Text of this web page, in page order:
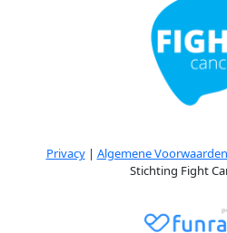
Privacy| Algemene Voorwaarden
Stichting Fight